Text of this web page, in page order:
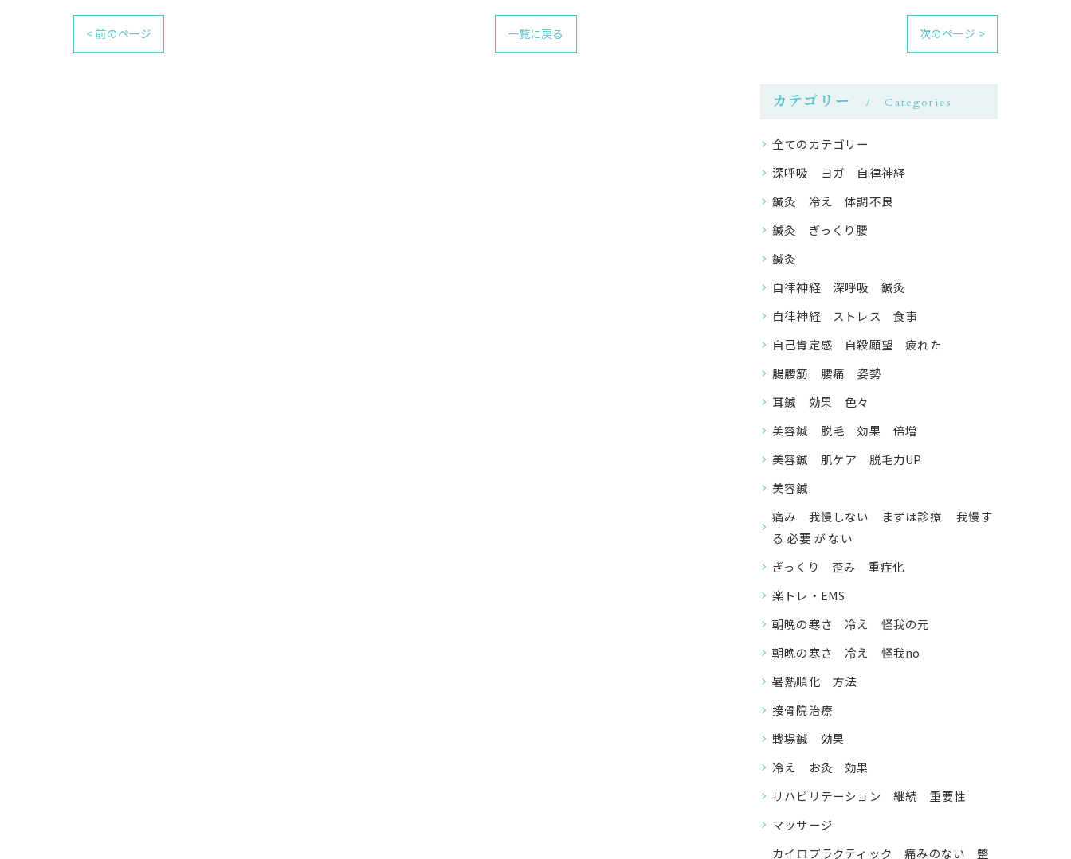
< 前のページ 一覧に戻る 次のページ >
カテゴリー Categories
全てのカテゴリー
深呼吸 ヨガ 自律神経
鍼灸 冷え 体調不良
鍼灸 ぎっくり腰
鍼灸
自律神経 深呼吸 鍼灸
自律神経 ストレス 食事
自己肯定感 自殺願望 疲れた
腸腰筋 腰痛 姿勢
耳鍼 効果 色々
美容鍼 脱毛 効果 倍増
美容鍼 肌ケア 脱毛力UP
美容鍼
痛み 我慢しない まずは診療 我慢す
る 必要 が ない
ぎっくり 歪み 重症化
楽トレ・EMS
朝晩の寒さ 冷え 怪我の元
朝晩の寒さ 冷え 怪我no
暑熱順化 方法
接骨院治療
戦場鍼 効果
冷え お灸 効果
リハビリテーション 継続 重要性
マッサージ
カイロプラクティック 痛みのない 整